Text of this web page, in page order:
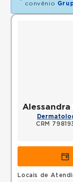
convênio
Alessandra
CRM
Locais de